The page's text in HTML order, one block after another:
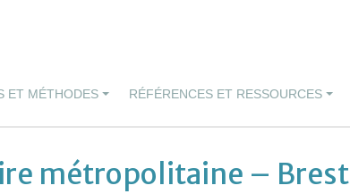
ET MÉTHODES RÉFÉRENCES ET RESSOURCES
métropolitaine – Brest